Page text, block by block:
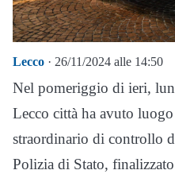
Lecco · 26/11/2024 alle 14:50
Nel pomeriggio di ieri,
Lecco città ha avuto
straordinario di controllo
Polizia di Stato,